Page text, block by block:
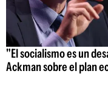
"El socialismo es un
Ackman sobre el plan